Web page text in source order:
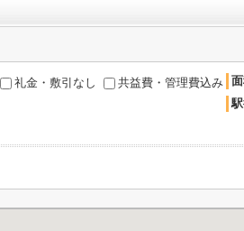
礼金・敷引なし 共益費・管理費込み